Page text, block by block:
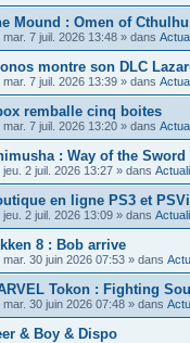
Mound : Omen of
mar. 7 juil. 2026 13:48 » dans
montre son DLC
mar. 7 juil. 2026 13:39 » dans
remballe cinq boites
mar. 7 juil. 2026 13:20 » dans
: Way of the
jeu. 2 juil. 2026 13:27 » dans
en ligne PS3 et
jeu. 2 juil. 2026 13:09 » dans
8 : Bob arrive
mar. 30 juin 2026 07:53 » dans
Tokon : Fighting
mar. 30 juin 2026 07:48 » dans
& Boy & Dispo